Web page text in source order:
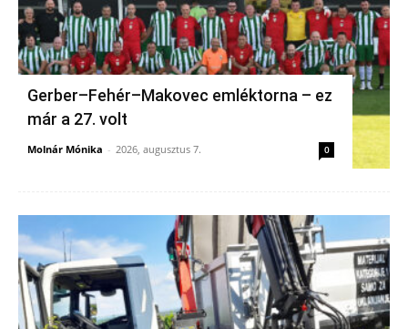
Gerber–Fehér–Makovec emléktorna – ez
már a 27. volt
Molnár Mónika - 2026, augusztus 7. 0